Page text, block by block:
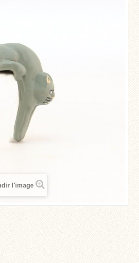
l'image